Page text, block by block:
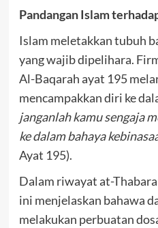
Pandangan Islam
Islam meletakkan tubuh
yang wajib dipelihara.
Al-Baqarah ayat 195
mencampakkan diri ke
janganlah kamu sengaja
ke dalam bahaya
Ayat 195).
Dalam riwayat at-
ini menjelaskan bahawa
melakukan perbuatan